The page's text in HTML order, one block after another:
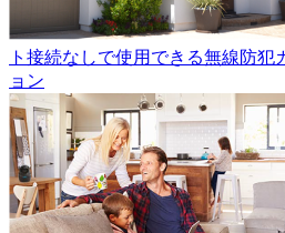
ト接続なしで使用できる無線防犯
ョン